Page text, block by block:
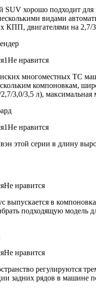
SUV хорошо подходит для
видами
КПП, двигателями на 2,7/
нравится
многоместных ТС
компоновкам,
3,0/3,5 л),
нравится
этой серии в длину
нравится
выпускается в
подходящую модель
нравится
регулируются
задних рядов в машине